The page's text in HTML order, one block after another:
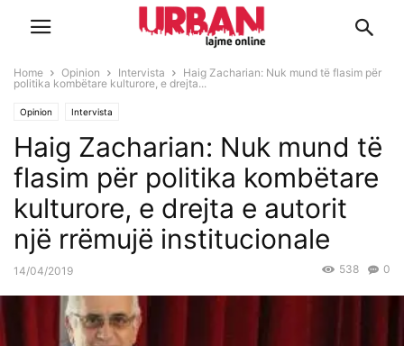
Home Opinion Intervista
Haig Zacharian: Nuk mund të flasim për
politika kombëtare kulturore, e drejta...
Opinion Intervista
Haig Zacharian: Nuk mund të
flasim për politika kombëtare
kulturore, e drejta e autorit
një rrëmujë institucionale
14/04/2019 0
538